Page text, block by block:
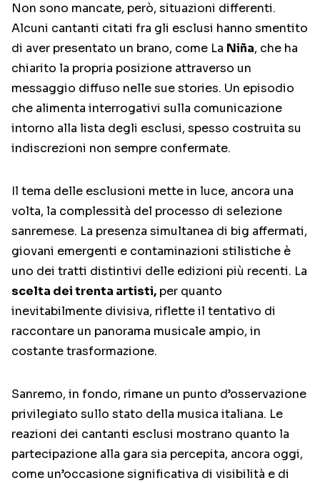
Non sono mancate, però, situazioni differenti.
Alcuni cantanti citati fra gli esclusi hanno smentito
di aver presentato un brano, come La Niña, che ha
chiarito la propria posizione attraverso un
messaggio diffuso nelle sue stories. Un episodio
che alimenta interrogativi sulla comunicazione
intorno alla lista degli esclusi, spesso costruita su
indiscrezioni non sempre confermate.
Il tema delle esclusioni mette in luce, ancora una
volta, la complessità del processo di selezione
sanremese. La presenza simultanea di big affermati,
giovani emergenti e contaminazioni stilistiche è
uno dei tratti distintivi delle edizioni più recenti. La
scelta dei trenta artisti, per quanto
inevitabilmente divisiva, riflette il tentativo di
raccontare un panorama musicale ampio, in
costante trasformazione.
Sanremo, in fondo, rimane un punto d’osservazione
privilegiato sullo stato della musica italiana. Le
reazioni dei cantanti esclusi mostrano quanto la
partecipazione alla gara sia percepita, ancora oggi,
come un’occasione significativa di visibilità e di